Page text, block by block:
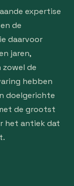
expertise
de
daarvoor
jaren,
zowel de
hebben
doelgerichte
de grootst
het antiek dat